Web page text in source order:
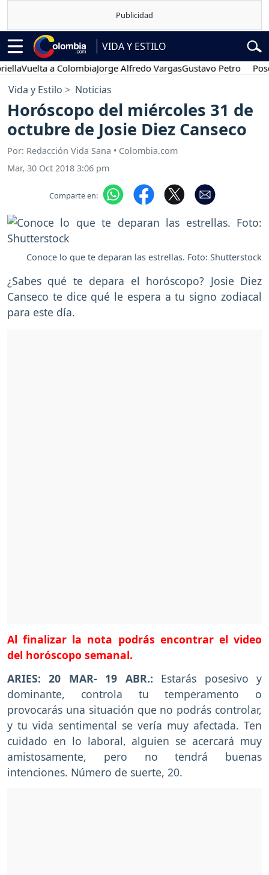
VIDA Y ESTILO
a ColombiaJorge Alfredo VargasGustavo Petro Posesión
Vida y Estilo Noticias
Horóscopo del miércoles 31 de
octubre de Josie Diez Canseco
Por: Redacción Vida Sana • Colombia.com
Mar, 30 Oct 2018 3:06 pm
Comparte en:
Conoce lo que te deparan las estrellas. Foto: Shutterstock
¿Sabes qué te depara el horóscopo? Josie Diez
Canseco te dice qué le espera a tu signo zodiacal
para este día.
Al finalizar la nota podrás encontrar el video
del horóscopo semanal.
ARIES: 20 MAR- 19 ABR.: Estarás posesivo y
dominante, controla tu temperamento o
provocarás una situación que no podrás controlar,
y tu vida sentimental se vería muy afectada. Ten
cuidado en lo laboral, alguien se acercará muy
amistosamente, pero no tendrá buenas
intenciones. Número de suerte, 20.